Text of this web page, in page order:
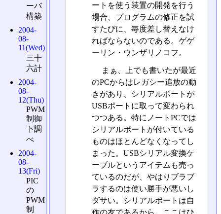
ートを使う装置の開発を行う
場合、プログラムの修正を試
すたびに、毎度差し替えなけ
ればならないのである。ゲゲ
ーリン・ウンザリノコフ。
まぁ、上でも書いたが最近
のPCからはレガシー追放の動
きがあり、シリアルポートが
USBポートに取って変わられ
つつある。特にノートPCでは
シリアルポートが付いている
ものはほとんどなくなってし
まった。USBシリアル変換ケ
ーブルというアイテムも売っ
ているのだが、やはりブラブ
ラするのは使い勝手が悪いし
ダサい。シリアルポートは自
作の友であるから、ここはひ
ーバ
構築
2004-
08-
11(Wed)
三十
六計
2004-
08-
12(Thu)
PWM
制御
下調
べ
2004-
08-
13(Fri)
PIC
の
PWM
制